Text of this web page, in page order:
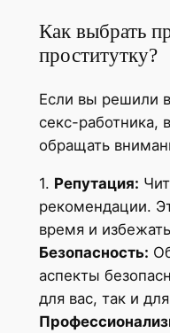
Как выбрать
проститутку?
Если вы решили
секс-работника,
обращать
1. Репутация:
рекомендации.
время и
Безопасность:
аспекты
для вас, так и